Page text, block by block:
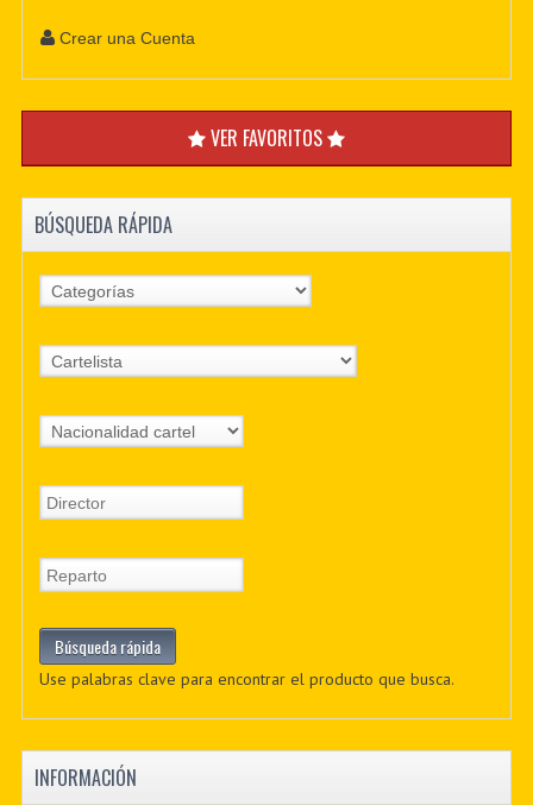
Crear una Cuenta
VER FAVORITOS
BÚSQUEDA RÁPIDA
Use palabras clave para encontrar el producto que busca.
INFORMACIÓN